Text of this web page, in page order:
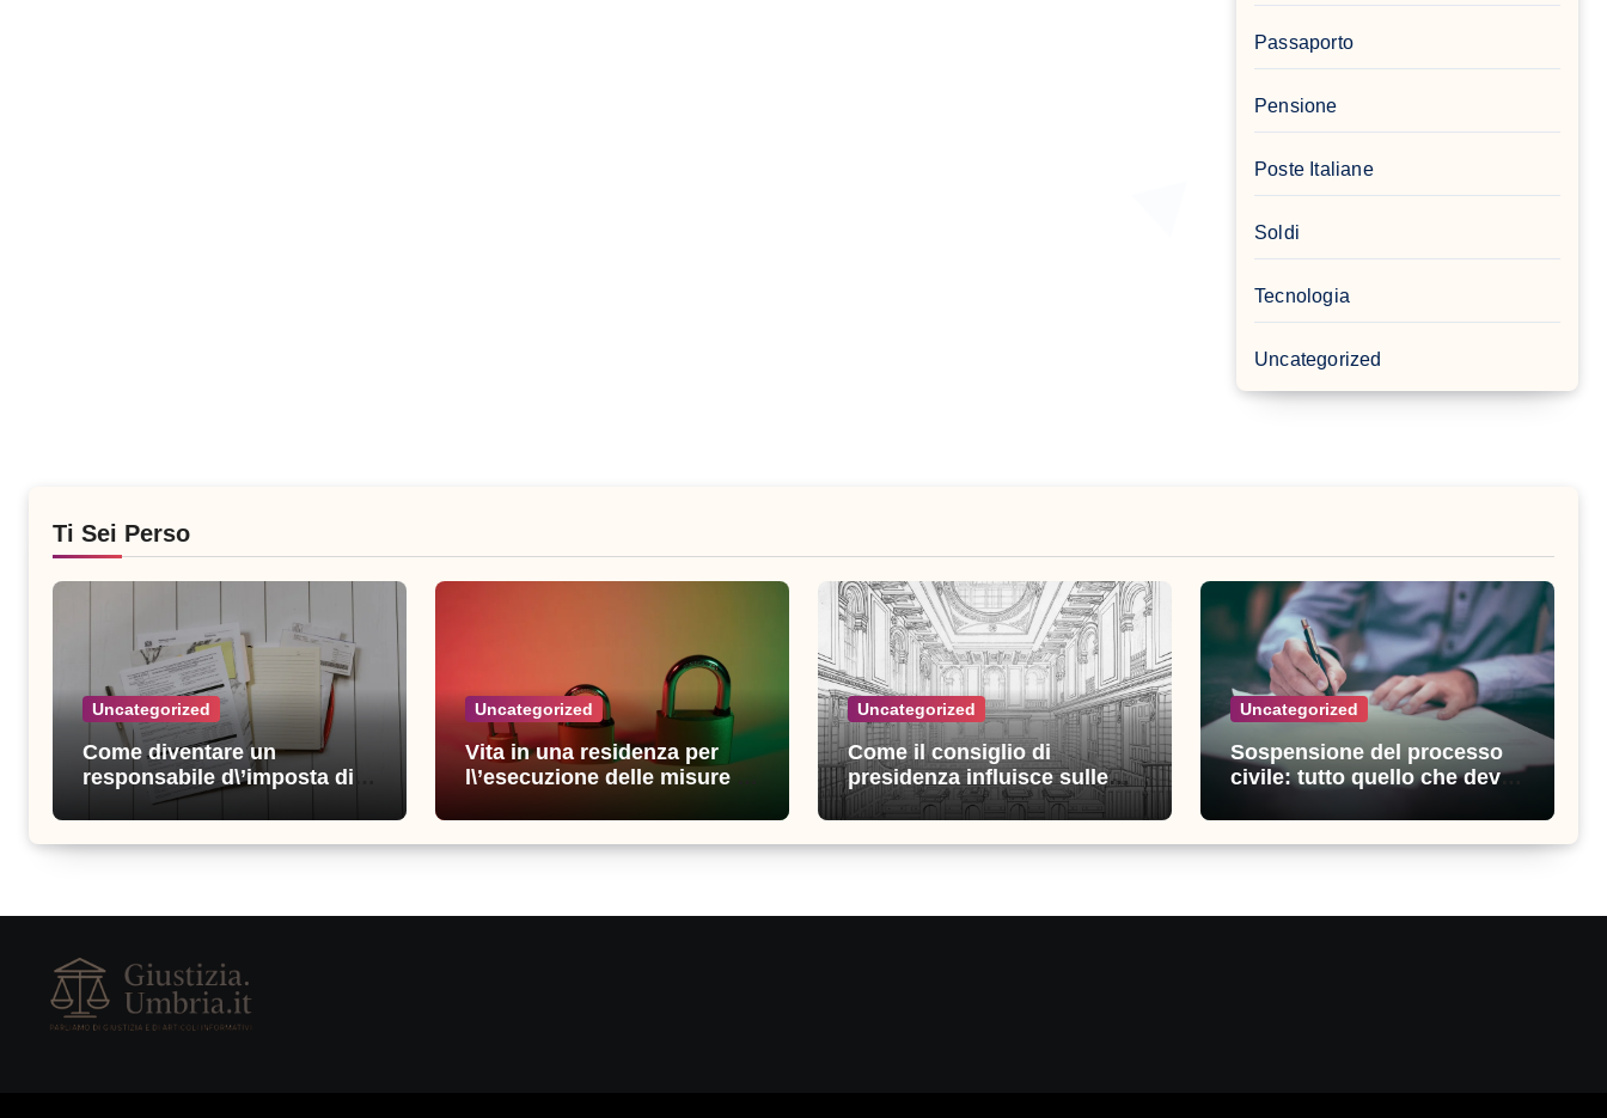
Passaporto
Pensione
Poste Italiane
Soldi
Tecnologia
Uncategorized
Ti Sei Perso
Uncategorized
Come diventare un
responsabile d\’imposta di
successo: consigli e
strategie vincenti
Uncategorized
Vita in una residenza per
l\’esecuzione delle misure di
consigli utili
Uncategorized
Come il consiglio di
presidenza influisce sulle
decisioni della giustizia
amministrativa
Uncategorized
Sospensione del processo
civile: tutto quello che devi